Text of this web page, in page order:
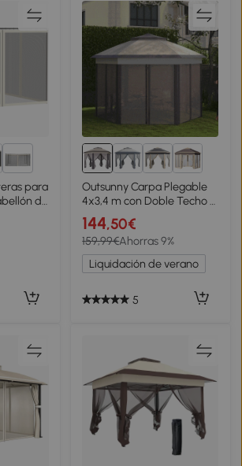
2+
para
de
de 4
de
Outsunny Carpa Plegable
4x3,4 m con Doble Techo 6
Mosquiteras Extraíbles y
Bolsa de Transporte Anti-
UV Marrón y Beige
144,50€
159,99€Ahorras 9%
Liquidación de verano
5